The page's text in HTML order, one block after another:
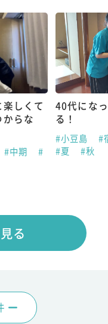
しくて
らな
#中期
#
40代にな
る！
#小豆島
#
#夏
#秋
る